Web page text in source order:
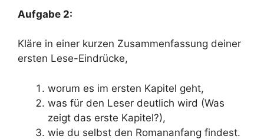
Aufgabe 2:
Kläre in einer kurzen Zusammenfassung deiner
ersten Lese-Eindrücke,
worum es im ersten Kapitel geht,
was für den Leser deutlich wird (Was
zeigt das erste Kapitel?),
wie du selbst den Romananfang findest.